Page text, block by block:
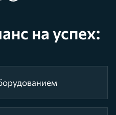
на успех: